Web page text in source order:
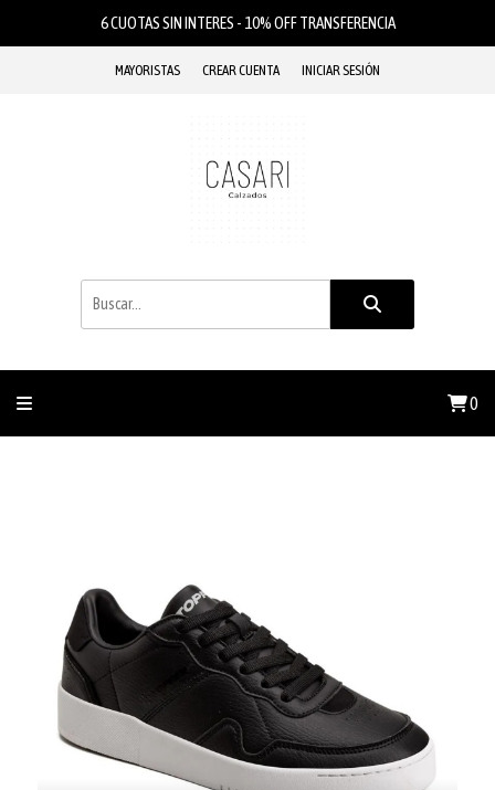
6 CUOTAS SIN INTERES - 10% OFF TRANSFERENCIA
MAYORISTAS CREAR CUENTA INICIAR SESIÓN
0